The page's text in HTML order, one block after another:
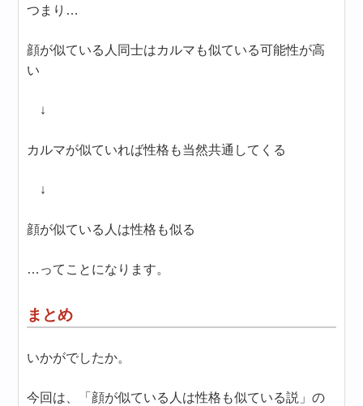
つまり…
顔が似ている人同士はカルマも似ている可能性が高
い
↓
カルマが似ていれば性格も当然共通してくる
↓
顔が似ている人は性格も似る
…ってことになります。
まとめ
いかがでしたか。
今回は、「顔が似ている人は性格も似ている説」の